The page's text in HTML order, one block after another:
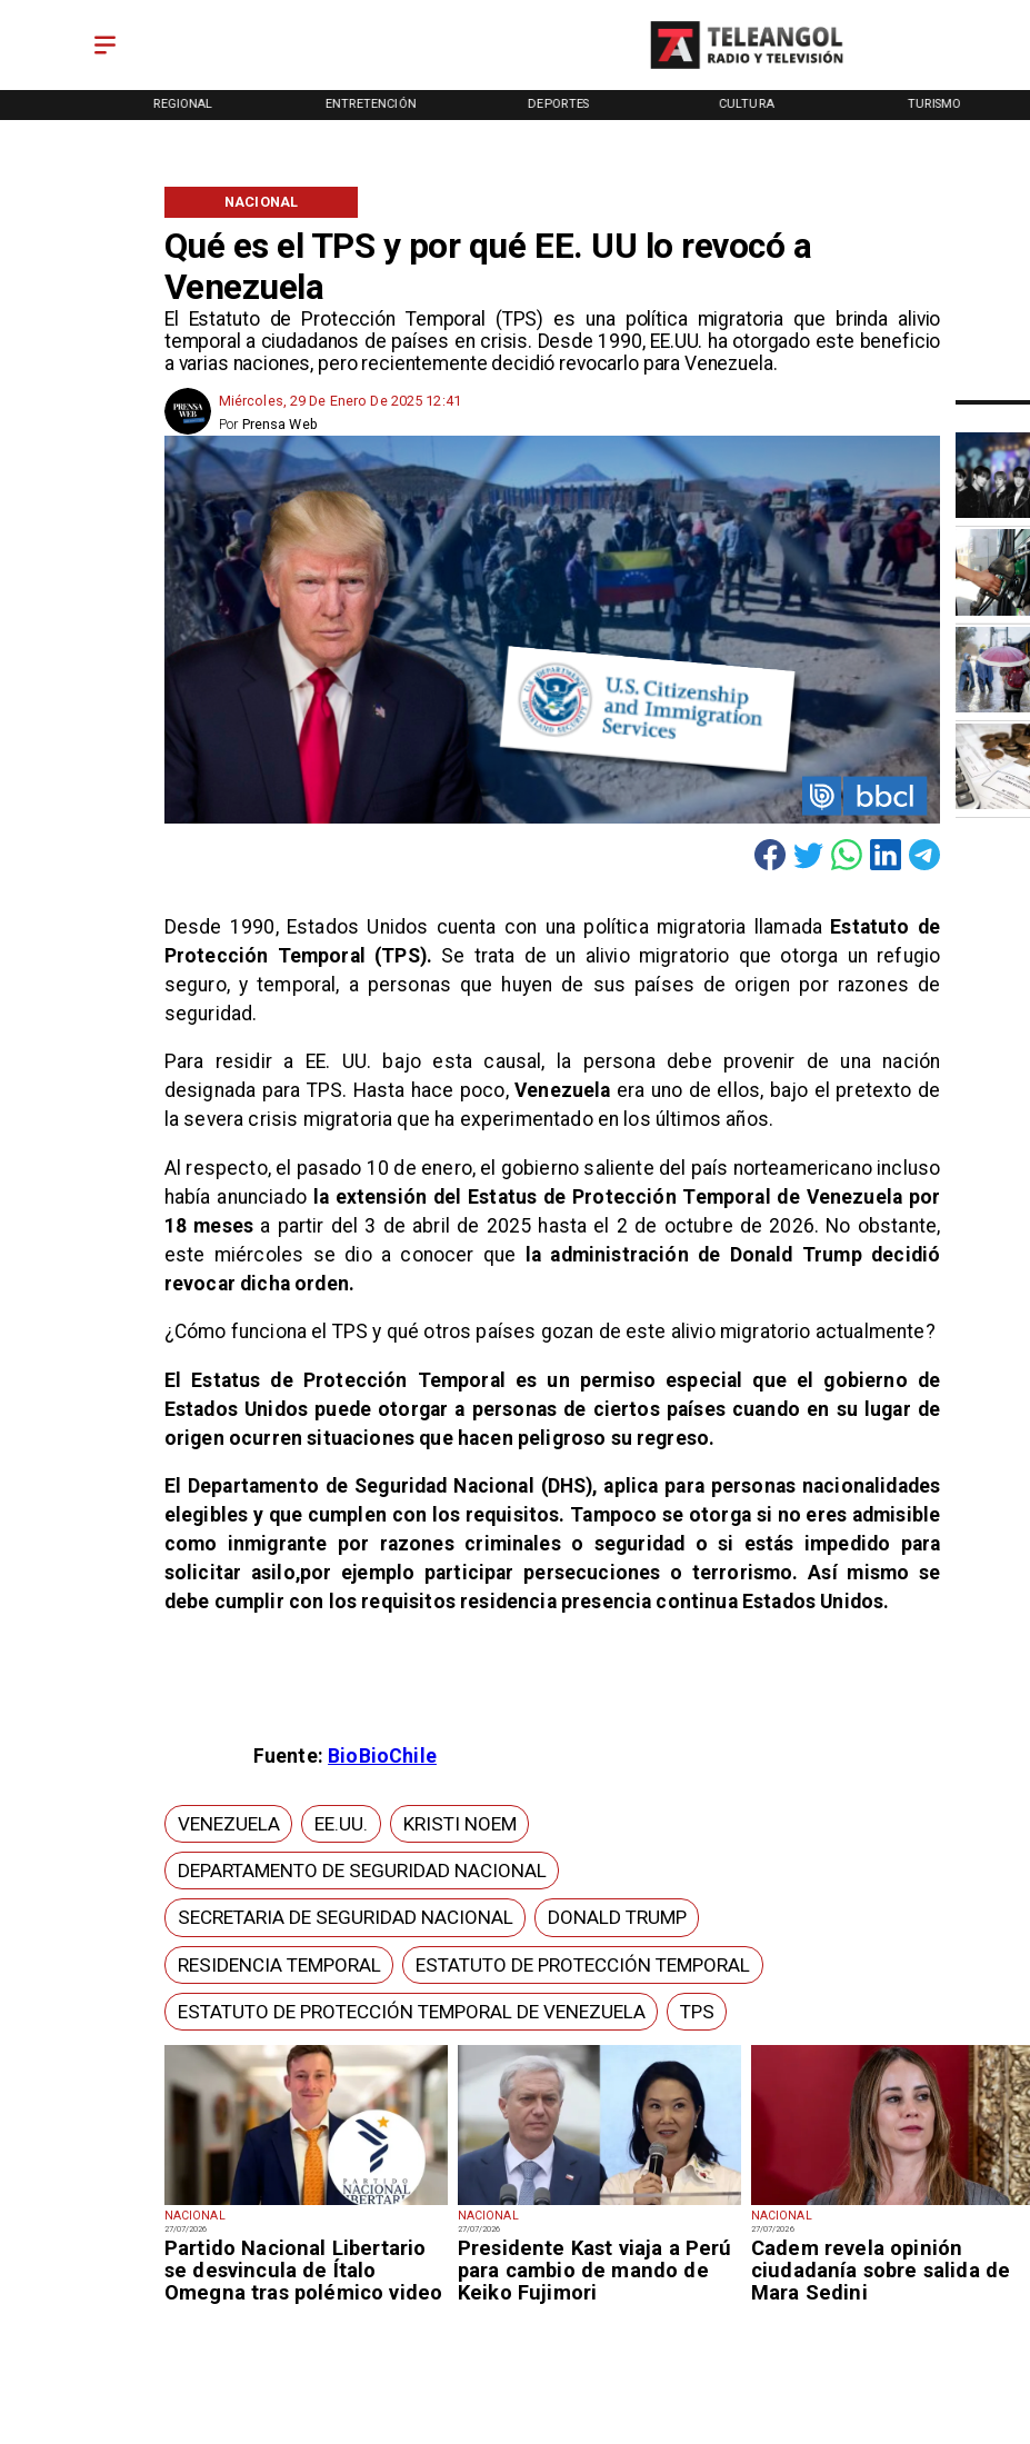
REGIONAL ENTRETENCIÓN DEPORTES CULTURA TURISMO
Qué es el TPS y por qué EE. UU lo revocó a
Venezuela
El Estatuto de Protección Temporal (TPS) es una política migratoria que brinda alivio
temporal a ciudadanos de países en crisis. Desde 1990, EE.UU. ha otorgado este beneficio
a varias naciones, pero recientemente decidió revocarlo para Venezuela.
NACIONAL
Miércoles, 29 De Enero De 2025 12:41
Prensa Web
Por
NACIONAL
27/07/2026
Partido Nacional Libertario
se desvincula de Ítalo
Omegna tras polémico video
NACIONAL
27/07/2026
Presidente Kast viaja a Perú
para cambio de mando de
Keiko Fujimori
NACIONAL
27/07/2026
Cadem revela opinión
ciudadanía sobre salida de
Mara Sedini
Desde 1990, Estados Unidos cuenta con una política migratoria llamada Estatuto de
Protección Temporal (TPS). Se trata de un alivio migratorio que otorga un refugio
seguro, y temporal, a personas que huyen de sus países de origen por razones de
seguridad.
Para residir a EE. UU. bajo esta causal,
la persona debe provenir de una nación
designada para TPS. Hasta hace poco,Venezuela era uno de ellos, bajo el pretexto de
la severa crisis migratoria que ha experimentado en los últimos años.
Al respecto, el pasado 10 de enero, el gobierno saliente del país norteamericano incluso
había anunciado la extensión del Estatus de Protección Temporal de Venezuela por
18 meses a partir del 3 de abril de 2025 hasta el 2 de octubre de 2026. No obstante,
este miércoles se dio a conocer que
la administración de Donald Trump decidió
revocar dicha orden.
¿Cómo funciona el TPS y qué otros países gozan de este alivio migratorio actualmente?
El Estatus de Protección Temporal es un permiso especial
que el gobierno de
Estados Unidos puede otorgar a personas de ciertos países cuando en su lugar de
origen ocurren situaciones que hacen peligroso su regreso.
El Departamento de Seguridad Nacional (DHS), aplica para personas nacionalidades
elegibles y que cumplen con los requisitos. Tampoco se otorga si no eres admisible
como inmigrante por razones criminales o seguridad o si estás impedido para
solicitar asilo,por ejemplo participar persecuciones o terrorismo. Así mismo se
debe cumplir con los requisitos residencia presencia continua Estados Unidos.
Fuente: BioBioChile
VENEZUELA EE.UU. KRISTI NOEM
DEPARTAMENTO DE SEGURIDAD NACIONAL
SECRETARIA DE SEGURIDAD NACIONAL DONALD TRUMP
RESIDENCIA TEMPORAL ESTATUTO DE PROTECCIÓN TEMPORAL
ESTATUTO DE PROTECCIÓN TEMPORAL DE VENEZUELA TPS